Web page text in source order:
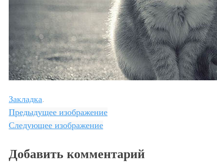
Закладка.
Предыдущее изображение
Следующее изображение
Добавить комментарий